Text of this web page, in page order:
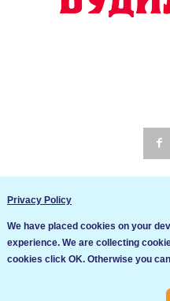
Общи условия
Privacy Policy
We have placed cookies on your
experience. We are collecting
cookies click OK. Otherwise you
Ние използваме бисквитки
продължите да посещавате